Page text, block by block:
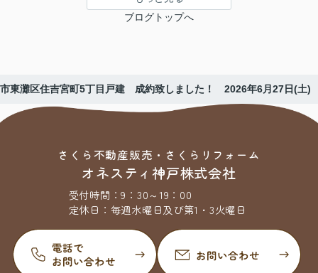
ブログトップへ
東灘区住吉宮町5丁目戸建 成約致しました！ 2026年6月27日(土)
さくら不動産販売・さくらリフォーム
オネスティ神戸株式会社
受付時間：9：30～19：00
定休日： 毎週水曜日及び第1・3火曜日